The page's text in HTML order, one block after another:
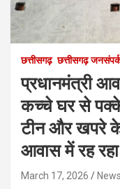
छत्तीसगढ़ छत्तीसगढ़
प्रधानमंत्री
कच्चे घर से
टीन और खपरे
आवास में रह रहा
March 17, 2026